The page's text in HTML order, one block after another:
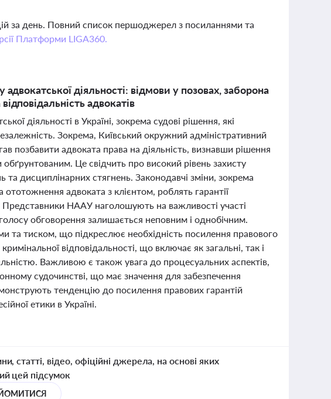
за день. Повний список першоджерел з посиланнями та
Платформи LIGA360.
діяльності: відмови у позовах, заборона
адвокатів
діяльності в Україні, зокрема судові рішення, які
Зокрема, Київський окружний адміністративний
позбавити адвоката права на діяльність, визнавши рішення
обґрунтованим. Це свідчить про високий рівень захисту
та дисциплінарних стягнень. Законодавчі зміни, зокрема
ототожнення адвоката з клієнтом, роблять гарантії
Представники НААУ наголошують на важливості участі
обговорення залишається неповним і однобічним.
та тиском, що підкреслює необхідність посилення правового
відповідальності, що включає як загальні, так і
Важливою є також увага до процесуальних аспектів,
судочинстві, що має значення для забезпечення
тенденцію до посилення правових гарантій
етики в Україні.
статті, відео, офіційні джерела, на основі яких
цей підсумок